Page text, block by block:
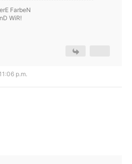
FarbeN
WiR!
p.m.